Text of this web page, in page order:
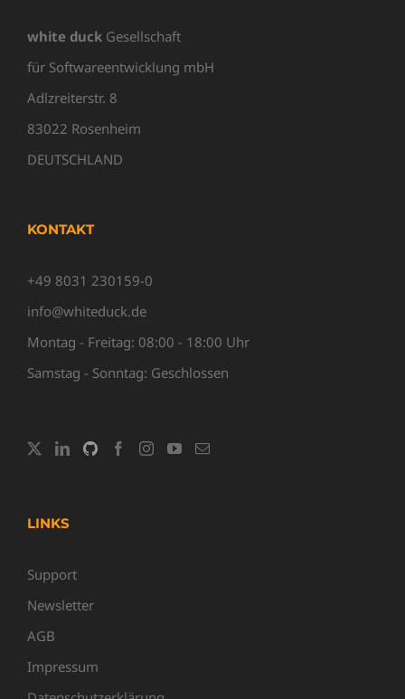
white duck Gesellschaft
für Softwareentwicklung mbH
Adlzreiterstr. 8
83022 Rosenheim
DEUTSCHLAND
KONTAKT
+49 8031 230159-0
info@whiteduck.de
Montag - Freitag: 08:00 - 18:00 Uhr
Samstag - Sonntag: Geschlossen
LINKS
Support
Newsletter
AGB
Impressum